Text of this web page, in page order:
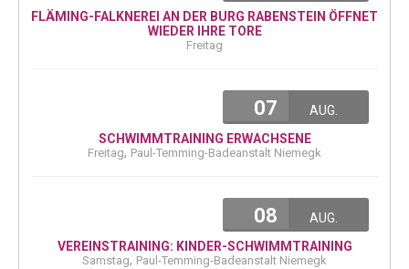
FLÄMING-FALKNEREI AN DER BURG RABENSTEIN ÖFFNET
WIEDER IHRE TORE
Freitag
07
AUG.
SCHWIMMTRAINING ERWACHSENE
Freitag, Paul-Temming-Badeanstalt Niemegk
08
AUG.
VEREINSTRAINING: KINDER-SCHWIMMTRAINING
Samstag, Paul-Temming-Badeanstalt Niemegk